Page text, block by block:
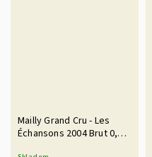
Mailly Grand Cru - Les
Échansons 2004 Brut 0,75